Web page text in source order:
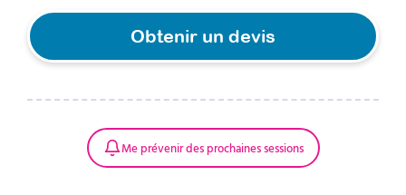
Obtenir un devis
Me prévenir des prochaines sessions